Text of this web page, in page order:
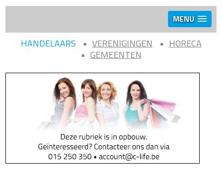
MENU
HANDELAARS VERENIGINGEN
HORECA
GEMEENTEN